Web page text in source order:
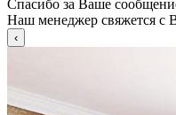
Спасибо за Ваше
Наш менеджер свяжется с